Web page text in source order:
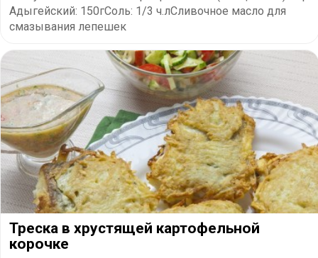
Адыгейский: 150гСоль: 1/3 ч.лСливочное масло для
смазывания лепешек
​Треска в хрустящей картофельной
корочке